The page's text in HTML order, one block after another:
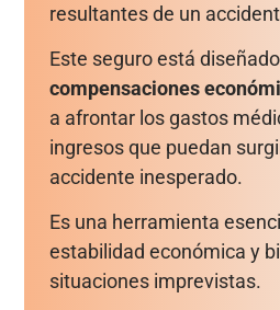
resultantes de un
Este seguro está
compensaciones
a afrontar los gastos
ingresos que puedan
accidente inesperado.
Es una herramienta
estabilidad económica y
situaciones imprevistas.